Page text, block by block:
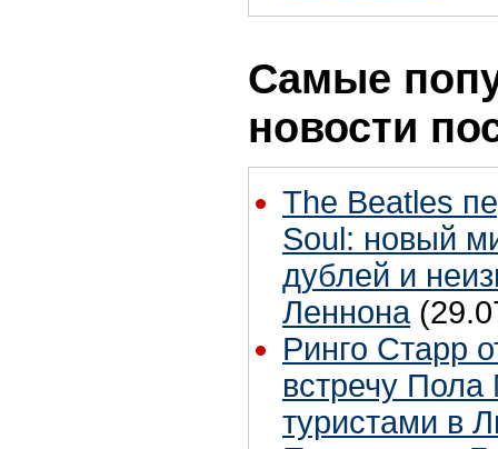
Самые
новости
The Beatles
Soul: новый
дублей и
Леннона
Ринго Старр
встречу Пола
туристами в